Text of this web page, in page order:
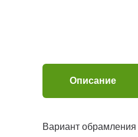
Описание
Вариант